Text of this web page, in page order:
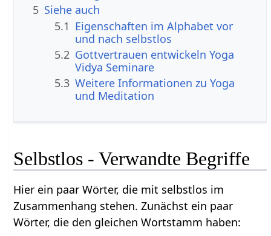
5 Siehe auch
5.1 Eigenschaften im Alphabet vor
und nach selbstlos
5.2 Gottvertrauen entwickeln Yoga
Vidya Seminare
5.3 Weitere Informationen zu Yoga
und Meditation
Selbstlos - Verwandte Begriffe
Hier ein paar Wörter, die mit selbstlos im
Zusammenhang stehen. Zunächst ein paar
Wörter, die den gleichen Wortstamm haben: